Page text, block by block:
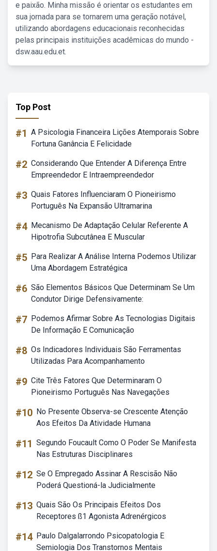
e paixão. Minha missão é orientar os estudantes em
sua jornada para se tornarem uma geração notável,
utilizando abordagens educacionais reconhecidas
pelas principais instituições acadêmicas do mundo -
dsw.aau.edu.et.
Top Post
#1 A Psicologia Financeira Lições Atemporais Sobre
Fortuna Ganância E Felicidade
#2 Considerando Que Entender A Diferença Entre
Empreendedor E Intraempreendedor
#3 Quais Fatores Influenciaram O Pioneirismo
Português Na Expansão Ultramarina
#4 Mecanismo De Adaptação Celular Referente A
Hipotrofia Subcutânea E Muscular
#5 Para Realizar A Análise Interna Podemos Utilizar
Uma Abordagem Estratégica
#6 São Elementos Básicos Que Determinam Se Um
Condutor Dirige Defensivamente:
#7 Podemos Afirmar Sobre As Tecnologias Digitais
De Informação E Comunicação
#8 Os Indicadores Individuais São Ferramentas
Utilizadas Para Acompanhamento
#9 Cite Três Fatores Que Determinaram O
Pioneirismo Português Nas Navegações
#10 No Presente Observa-se Crescente Atenção
Aos Efeitos Da Atividade Humana
#11 Segundo Foucault Como O Poder Se Manifesta
Nas Estruturas Disciplinares
#12 Se O Empregado Assinar A Rescisão Não
Poderá Questioná-la Judicialmente
#13 Quais São Os Principais Efeitos Dos
Receptores ß1 Agonista Adrenérgicos
#14 Paulo Dalgalarrondo Psicopatologia E
Semiologia Dos Transtornos Mentais